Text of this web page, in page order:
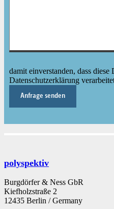
damit einverstanden, dass diese
Datenschutzerklärung
polyspektiv
Burgdörfer & Ness GbR
Kiefholzstraße 2
12435 Berlin / Germany